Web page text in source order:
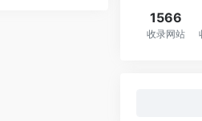
1566
收录网站